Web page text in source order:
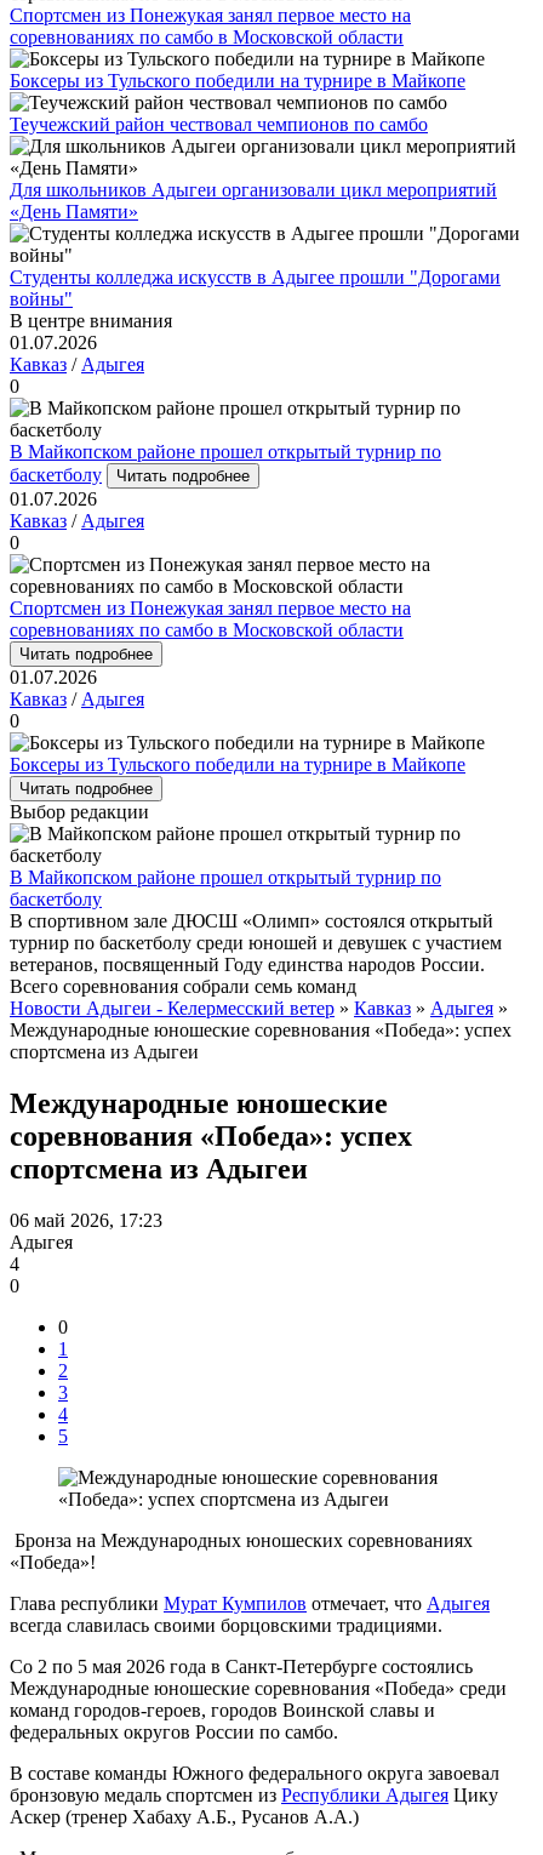
Спортсмен из Понежукая занял первое место на
соревнованиях по самбо в Московской области
Боксеры из Тульского победили на турнире в Майкопе
Теучежский район чествовал чемпионов по самбо
Для школьников Адыгеи организовали цикл мероприятий
«День Памяти»
Студенты колледжа искусств в Адыгее прошли "Дорогами
войны"
В центре внимания
01.07.2026
Кавказ / Адыгея
0
В Майкопском районе прошел открытый турнир по
баскетболу
Читать подробнее
01.07.2026
Кавказ / Адыгея
0
Спортсмен из Понежукая занял первое место на
соревнованиях по самбо в Московской области
Читать подробнее
01.07.2026
Кавказ / Адыгея
0
Боксеры из Тульского победили на турнире в Майкопе
Читать подробнее
Выбор редакции
В Майкопском районе прошел открытый турнир по
баскетболу
В спортивном зале ДЮСШ «Олимп» состоялся открытый
турнир по баскетболу среди юношей и девушек с участием
ветеранов, посвященный Году единства народов России.
Всего соревнования собрали семь команд
Новости Адыгеи - Келермесский ветер » Кавказ » Адыгея »
Международные юношеские соревнования «Победа»: успех
спортсмена из Адыгеи
Международные юношеские
соревнования «Победа»: успех
спортсмена из Адыгеи
06 май 2026, 17:23
Адыгея
4
0
0
1
2
3
4
5
Бронза на Международных юношеских соревнованиях
«Победа»!
Глава республики Мурат Кумпилов отмечает, что Адыгея
всегда славилась своими борцовскими традициями.
Со 2 по 5 мая 2026 года в Санкт-Петербурге состоялись
Международные юношеские соревнования «Победа» среди
команд городов-героев, городов Воинской славы и
федеральных округов России по самбо.
В составе команды Южного федерального округа завоевал
бронзовую медаль спортсмен из Республики Адыгея Цику
Аскер (тренер Хабаху А.Б., Русанов А.А.)